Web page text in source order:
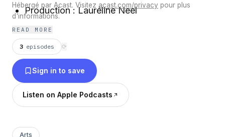
Production : Lauréline Neel
Enregistrement : Lauréline Neel, Mehdi
Dzunga
Montage : Lauréline Neel
Mixage : Denis Goltser
Hébergé par Acast. Visitez acast.com/privacy pour plus
d'informations.
READ MORE
3 episodes ⟳
Sign in to save
Listen on Apple Podcasts
Arts